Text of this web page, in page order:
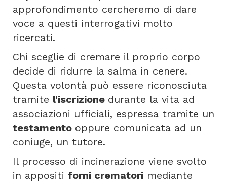
approfondimento cercheremo di dare
voce a questi interrogativi molto
ricercati.
Chi sceglie di cremare il proprio corpo
decide di ridurre la salma in cenere.
Questa volontà può essere riconosciuta
tramite l'iscrizione durante la vita ad
associazioni ufficiali, espressa tramite un
testamento oppure comunicata ad un
coniuge, un tutore.
Il processo di incinerazione viene svolto
in appositi forni crematori mediante